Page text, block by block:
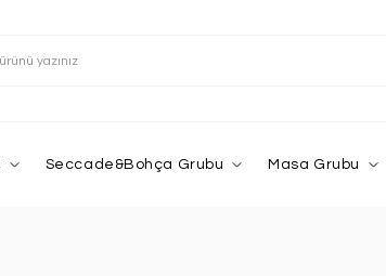
Seccade&Bohça Grubu Masa Grubu